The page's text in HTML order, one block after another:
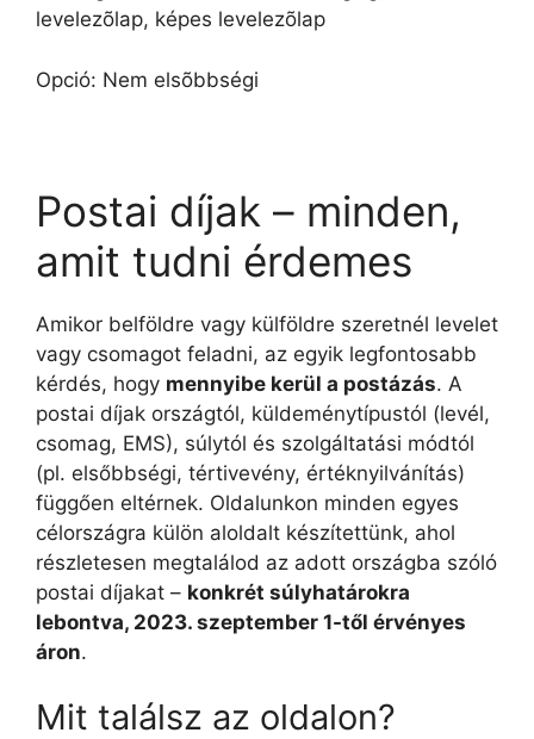
levelezõlap, képes levelezõlap
Opció: Nem elsõbbségi
Postai díjak – minden,
amit tudni érdemes
Amikor belföldre vagy külföldre szeretnél levelet
vagy csomagot feladni, az egyik legfontosabb
kérdés, hogy mennyibe kerül a postázás. A
postai díjak országtól, küldeménytípustól (levél,
csomag, EMS), súlytól és szolgáltatási módtól
(pl. elsőbbségi, tértivevény, értéknyilvánítás)
függően eltérnek. Oldalunkon minden egyes
célországra külön aloldalt készítettünk, ahol
részletesen megtalálod az adott országba szóló
postai díjakat – konkrét súlyhatárokra
lebontva, 2023. szeptember 1-től érvényes
áron.
Mit találsz az oldalon?